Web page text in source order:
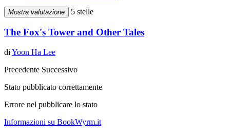
Mostra valutazione 5 stelle
The Fox's Tower and Other Tales
di Yoon Ha Lee
Precedente Successivo
Stato pubblicato correttamente
Errore nel pubblicare lo stato
Informazioni su BookWyrm.it